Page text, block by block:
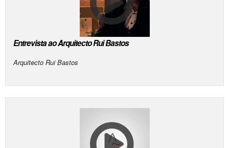
Entrevista ao Arquitecto Rui Bastos
Arquitecto Rui Bastos